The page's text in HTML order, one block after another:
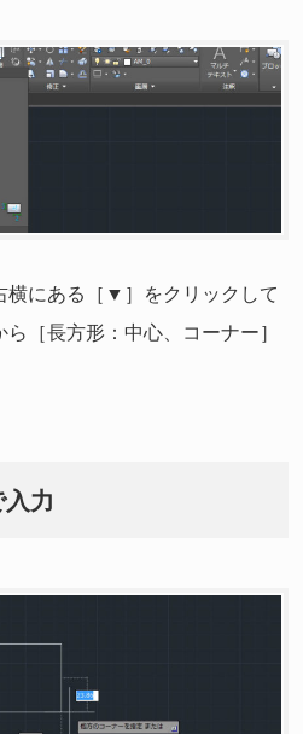
横にある［▼］をクリックして
［長方形：中心、コーナー］
力